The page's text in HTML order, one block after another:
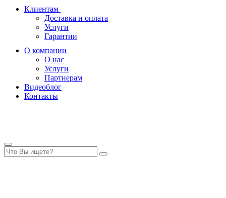
Клиентам
Доставка и оплата
Услуги
Гарантии
О компании
О нас
Услуги
Партнерам
Видеоблог
Контакты